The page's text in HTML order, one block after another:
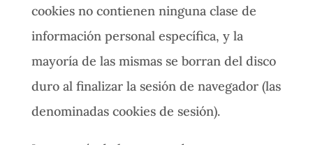
cookies no contienen ninguna clase de
información personal específica, y la
mayoría de las mismas se borran del disco
duro al finalizar la sesión de navegador (las
denominadas cookies de sesión).